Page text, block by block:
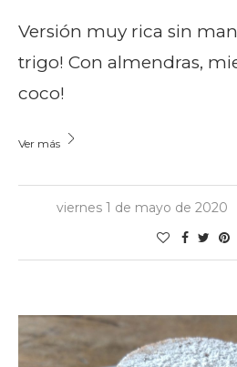
Versión muy rica sin
trigo! Con almendras,
coco!
Ver más
viernes 1 de mayo de 2020